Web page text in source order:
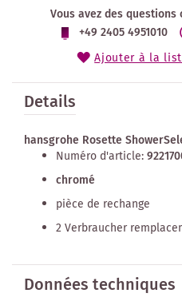
Vous avez des
+49 2405 4951010
Ajouter à la
Details
hansgrohe Rosette
Numéro d'article:
chromé
pièce de rechange
2 Verbraucher
Données techniques